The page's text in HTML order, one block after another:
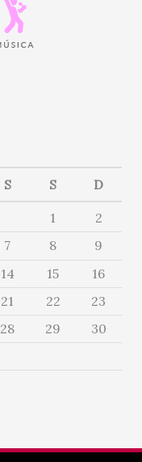
S S D
1
2
7 8
9
14 15
16
21 22
23
28 29
30